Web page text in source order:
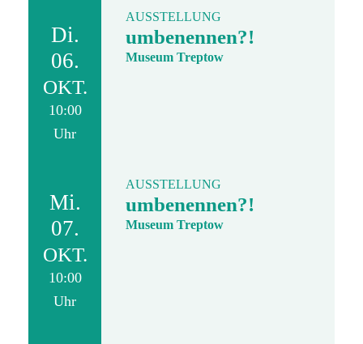
Di.
06.
OKT.
10:00
Uhr
AUSSTELLUNG
umbenennen?!
Museum Treptow
Mi.
07.
OKT.
10:00
Uhr
AUSSTELLUNG
umbenennen?!
Museum Treptow